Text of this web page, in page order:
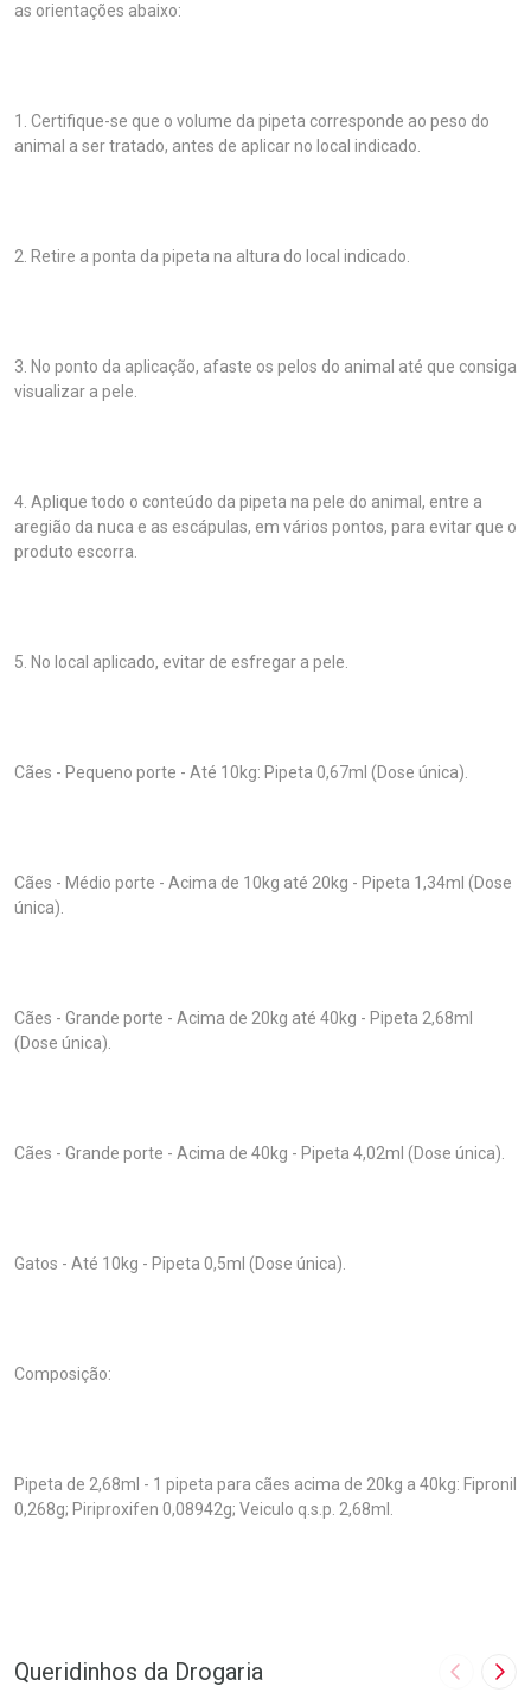
as orientações abaixo:
1. Certifique-se que o volume da pipeta corresponde ao peso do
animal a ser tratado, antes de aplicar no local indicado.
2. Retire a ponta da pipeta na altura do local indicado.
3. No ponto da aplicação, afaste os pelos do animal até que consiga
visualizar a pele.
4. Aplique todo o conteúdo da pipeta na pele do animal, entre a
aregião da nuca e as escápulas, em vários pontos, para evitar que o
produto escorra.
5. No local aplicado, evitar de esfregar a pele.
Cães - Pequeno porte - Até 10kg: Pipeta 0,67ml (Dose única).
Cães - Médio porte - Acima de 10kg até 20kg - Pipeta 1,34ml (Dose
única).
Cães - Grande porte - Acima de 20kg até 40kg - Pipeta 2,68ml
(Dose única).
Cães - Grande porte - Acima de 40kg - Pipeta 4,02ml (Dose única).
Gatos - Até 10kg - Pipeta 0,5ml (Dose única).
Composição:
Pipeta de 2,68ml - 1 pipeta para cães acima de 20kg a 40kg: Fipronil
0,268g; Piriproxifen 0,08942g; Veiculo q.s.p. 2,68ml.
Queridinhos da Drogaria Imagem